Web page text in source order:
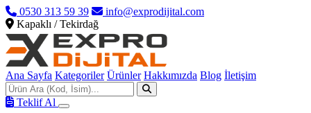
0530 313 59 39
info@exprodijital.com
Kapaklı / Tekirdağ
Ana Sayfa Kategoriler Ürünler Hakkımızda Blog İletişim
Teklif Al